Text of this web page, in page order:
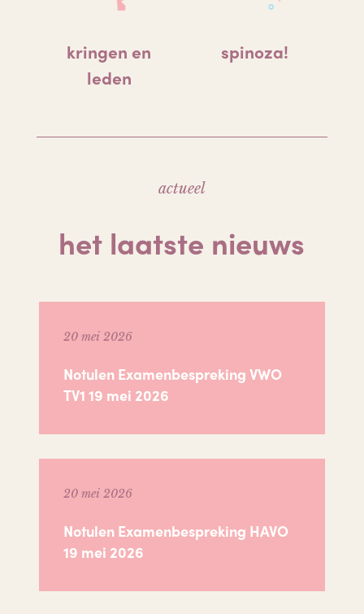
kringen en
leden
spinoza!
actueel
het laatste nieuws
20 mei 2026
Notulen Examenbespreking VWO
TV1 19 mei 2026
20 mei 2026
Notulen Examenbespreking HAVO
19 mei 2026